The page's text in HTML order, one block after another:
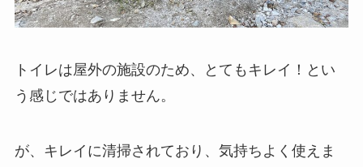
トイレは屋外の施設のため、とてもキレイ！とい
う感じではありません。
が、キレイに清掃されており、気持ちよく使えま